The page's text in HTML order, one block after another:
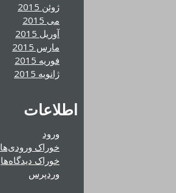
ژوئن 2015
می 2015
آوریل 2015
مارس 2015
فوریه 2015
ژانویه 2015
اطلاعات
ورود
خوراک ورودی‌ها
خوراک دیدگاه‌ها
وردپرس